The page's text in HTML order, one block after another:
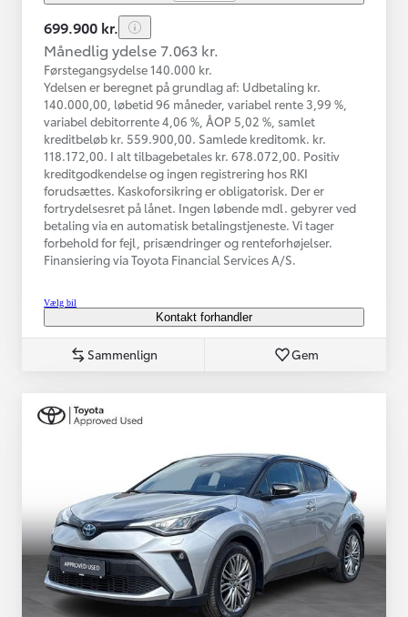
699.900 kr.
Månedlig ydelse 7.063 kr.
Førstegangsydelse 140.000 kr.
Ydelsen er beregnet på grundlag af: Udbetaling kr.
140.000,00, løbetid 96 måneder, variabel rente 3,99 %,
variabel debitorrente 4,06 %, ÅOP 5,02 %, samlet
kreditbeløb kr. 559.900,00. Samlede kreditomk. kr.
118.172,00. I alt tilbagebetales kr. 678.072,00. Positiv
kreditgodkendelse og ingen registrering hos RKI
forudsættes. Kaskoforsikring er obligatorisk. Der er
fortrydelsesret på lånet. Ingen løbende mdl. gebyrer ved
betaling via en automatisk betalingstjeneste. Vi tager
forbehold for fejl, prisændringer og renteforhøjelser.
Finansiering via Toyota Financial Services A/S.
Vælg bil
Kontakt forhandler
Sammenlign Gem